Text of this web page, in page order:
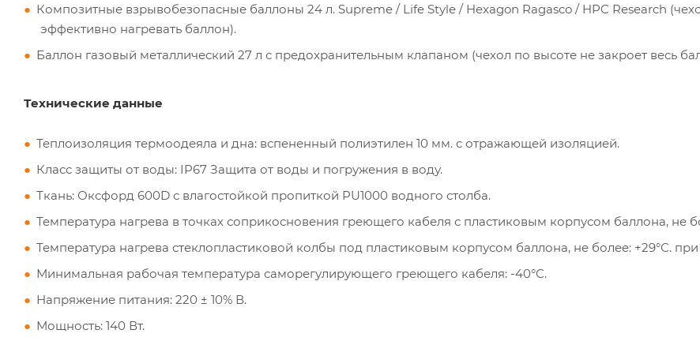
Композитные взрывобезопасные баллоны 24 л. Supreme / Life Style / Hexagon Ragasco / HPC Research
эффективно нагревать баллон).
Баллон газовый металлический 27 л с предохранительным клапаном (чехол по высоте не закроет весь
Технические данные
Теплоизоляция термоодеяла и дна: вспененный полиэтилен 10 мм. с отражающей изоляцией.
Класс защиты от воды: IP67 Защита от воды и погружения в воду.
Ткань: Оксфорд 600D с влагостойкой пропиткой PU1000 водного столба.
Температура нагрева в точках соприкосновения греющего кабеля с пластиковым корпусом баллона, не
Температура нагрева стеклопластиковой колбы под пластиковым корпусом баллона, не более: +29°С. при
Минимальная рабочая температура саморегулирующего греющего кабеля: -40°С.
Напряжение питания: 220 ± 10% В.
Мощность: 140 Вт.